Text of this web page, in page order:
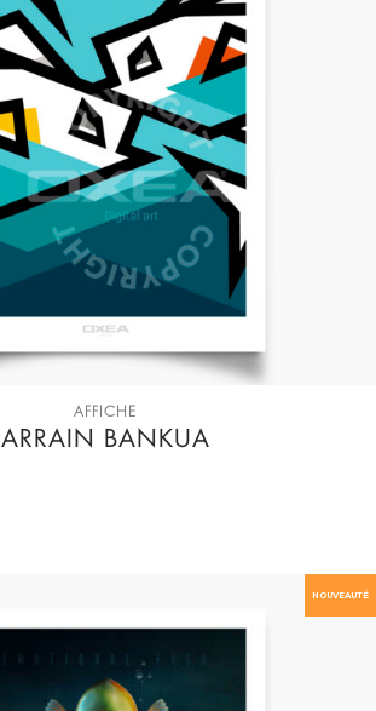
AFFICHE
ARRAIN BANKUA
NOUVEAUTÉ